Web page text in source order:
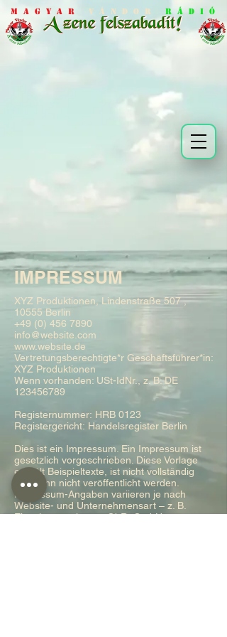
M a g y a r V á n d o r R á d i ó
IMPRESSUM
XYZ Produktionen, Lindenstraße 507 ,
10555 Berlin
+49 (0) 456 7890
info@website.com
www.website.de
Vertretungsberechtigte*r Geschäftsführer*in:
XYZ Produktionen
Wenn vorhanden: USt-IdNr., z. B. DE
123456789
Registernummer: HRB 0123
Registergericht: Handelsregister Berlin
Dies ist ein Impressum. Ein Impressum ist
gesetzlich vorgeschrieben. Diese Vorlage
enthält Beispieltexte, ist nicht vollständig
und kann nicht veröffentlicht werden.
Impressum-Angaben variieren je nach
Website- und Unternehmensart – z. B.
Einzelunternehmen, GbR, GmbH,